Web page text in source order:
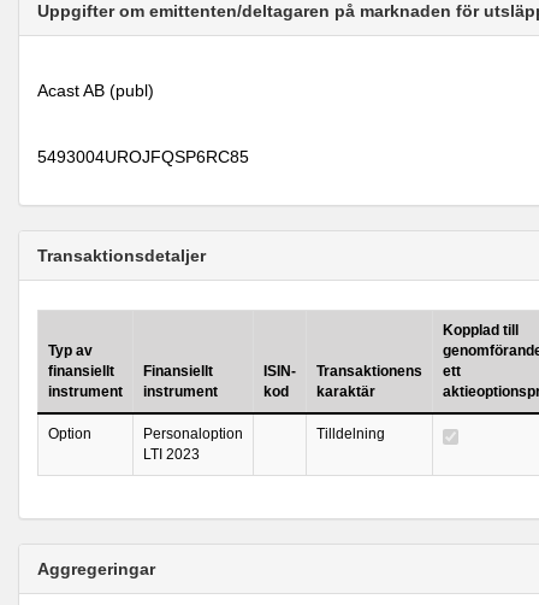
Uppgifter om emittenten/deltagaren på marknaden för
Acast AB (publ)
5493004UROJFQSP6RC85
Transaktionsdetaljer
Typ av
finansiellt
instrument
Finansiellt
instrument
ISIN-
kod
Transaktionens
karaktär
Kopplad till
ett
Option
Personaloption
LTI 2023
Tilldelning
Aggregeringar